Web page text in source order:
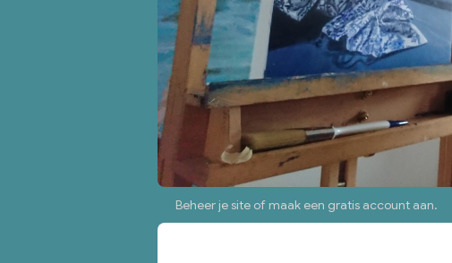
Beheer je site ofmaak een gratis account aan.